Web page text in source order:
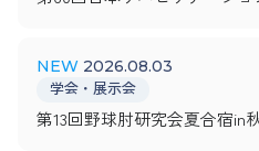
2026.08.03
学会・展示会
第13回野球肘研究会夏合宿in